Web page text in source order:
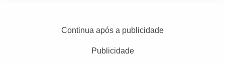
Continua após a publicidade
Publicidade